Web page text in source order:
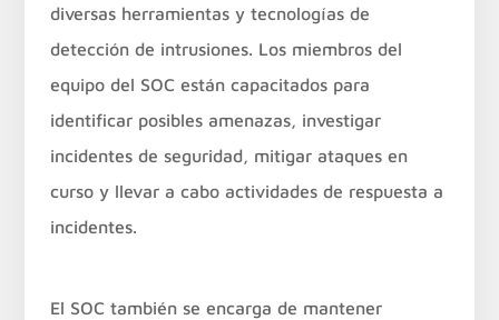
diversas herramientas y tecnologías de
detección de intrusiones. Los miembros del
equipo del SOC están capacitados para
identificar posibles amenazas, investigar
incidentes de seguridad, mitigar ataques en
curso y llevar a cabo actividades de respuesta a
incidentes.
El SOC también se encarga de mantener